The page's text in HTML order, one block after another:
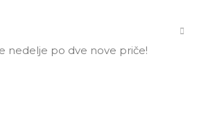
nedelje po dve nove priče!